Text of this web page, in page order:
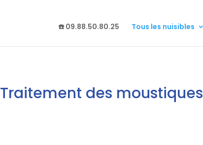
☎️ 09.88.50.80.25 Tous les nuisibles
Traitement des moustiques